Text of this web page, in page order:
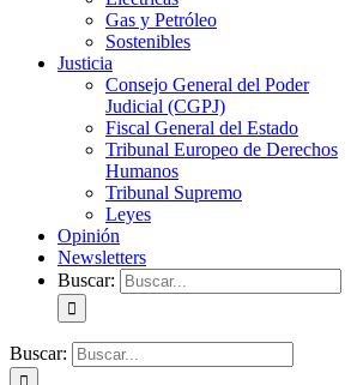
Gas y Petróleo
Sostenibles
Justicia
Consejo General del Poder
Judicial (CGPJ)
Fiscal General del Estado
Tribunal Europeo de Derechos
Humanos
Tribunal Supremo
Leyes
Opinión
Newsletters
Buscar:
Buscar: